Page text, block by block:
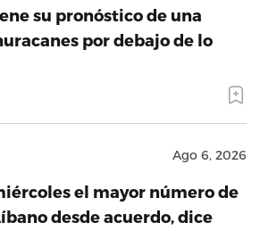
su pronóstico de una
por debajo de lo
Ago 6, 2026
el mayor número de
desde acuerdo, dice